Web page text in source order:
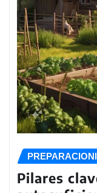
Pilares